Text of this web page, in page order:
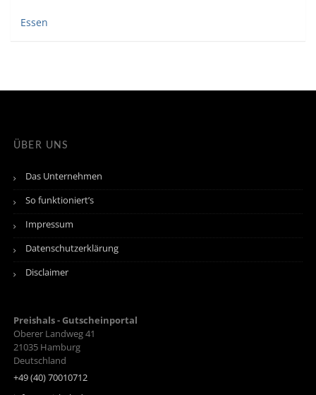
Essen
ÜBER UNS
Das Unternehmen
So funktioniert’s
Impressum
Datenschutzerklärung
Disclaimer
Preishals - Gutscheinportal
Oberer Landweg 41
21035 Hamburg
Deutschland
+49 (40) 70010712